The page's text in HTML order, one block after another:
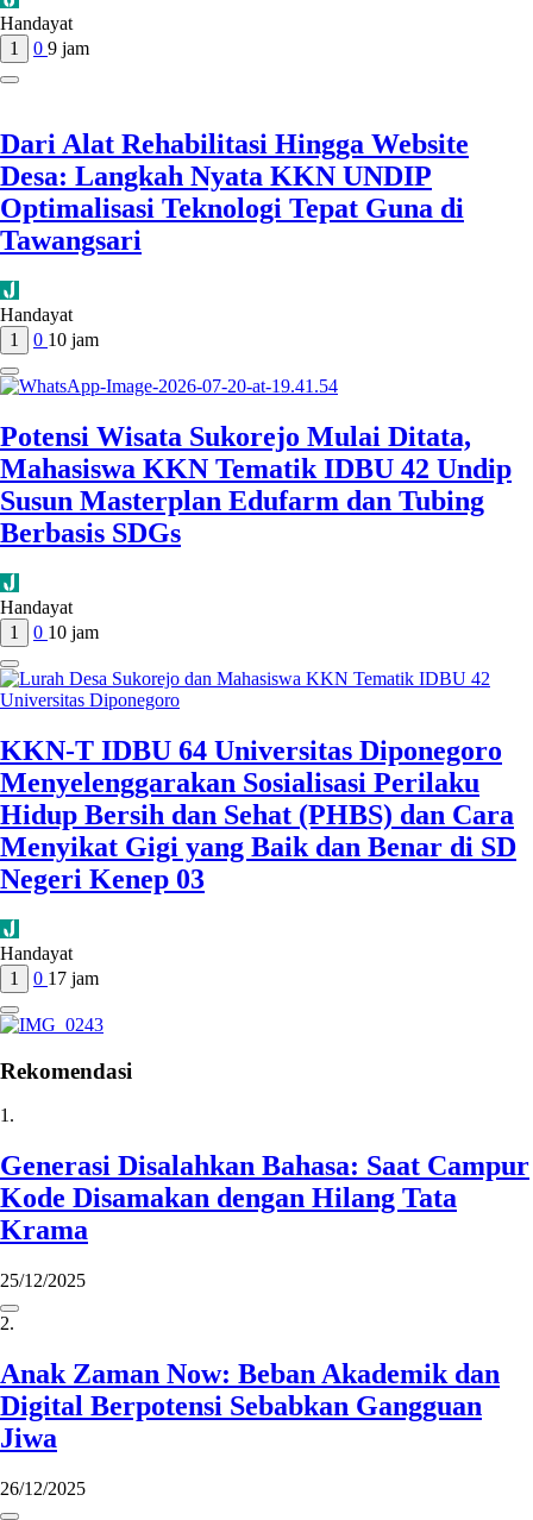
Handayat
1
0 9 jam
Dari Alat Rehabilitasi Hingga Website
Desa: Langkah Nyata KKN UNDIP
Optimalisasi Teknologi Tepat Guna di
Tawangsari
Handayat
1
0 10 jam
Potensi Wisata Sukorejo Mulai Ditata,
Mahasiswa KKN Tematik IDBU 42 Undip
Susun Masterplan Edufarm dan Tubing
Berbasis SDGs
Handayat
1
0 10 jam
KKN-T IDBU 64 Universitas Diponegoro
Menyelenggarakan Sosialisasi Perilaku
Hidup Bersih dan Sehat (PHBS) dan Cara
Menyikat Gigi yang Baik dan Benar di SD
Negeri Kenep 03
Handayat
1
0 17 jam
Rekomendasi
1.
Generasi Disalahkan Bahasa: Saat Campur
Kode Disamakan dengan Hilang Tata
Krama
25/12/2025
2.
Anak Zaman Now: Beban Akademik dan
Digital Berpotensi Sebabkan Gangguan
Jiwa
26/12/2025